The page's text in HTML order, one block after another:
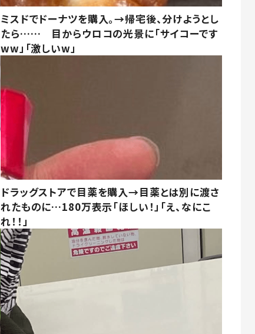
ミスドでドーナツを購入。→帰宅後、分けようとし
たら…… 目からウロコの光景に「サイコーです
ww」「激しいw」
ドラッグストアで目薬を購入→目薬とは別に渡さ
れたものに…180万表示「ほしい！」「え、なにこ
れ！！」